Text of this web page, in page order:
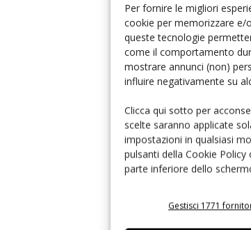
Per fornire le migliori
cookie per memorizzare e/
queste tecnologie
come il comportamento
mostrare annunci (non)
influire negativamente su
Clicca qui sotto per
scelte saranno applicate
impostazioni in qualsiasi
pulsanti della Cookie
parte inferiore dello
Gestisci 1771